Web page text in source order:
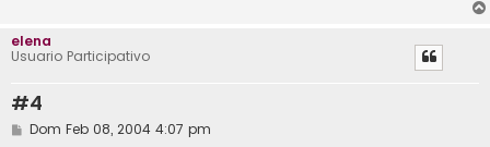
elena
Usuario Participativo
#4
M
Dom Feb 08, 2004 4:07 pm